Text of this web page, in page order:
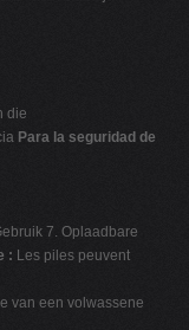
die
Para la seguridad de
7. Oplaadbare
: Les piles peuvent
van een volwassene